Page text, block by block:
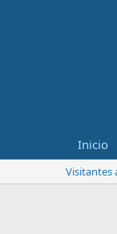
Inicio
Visitantes